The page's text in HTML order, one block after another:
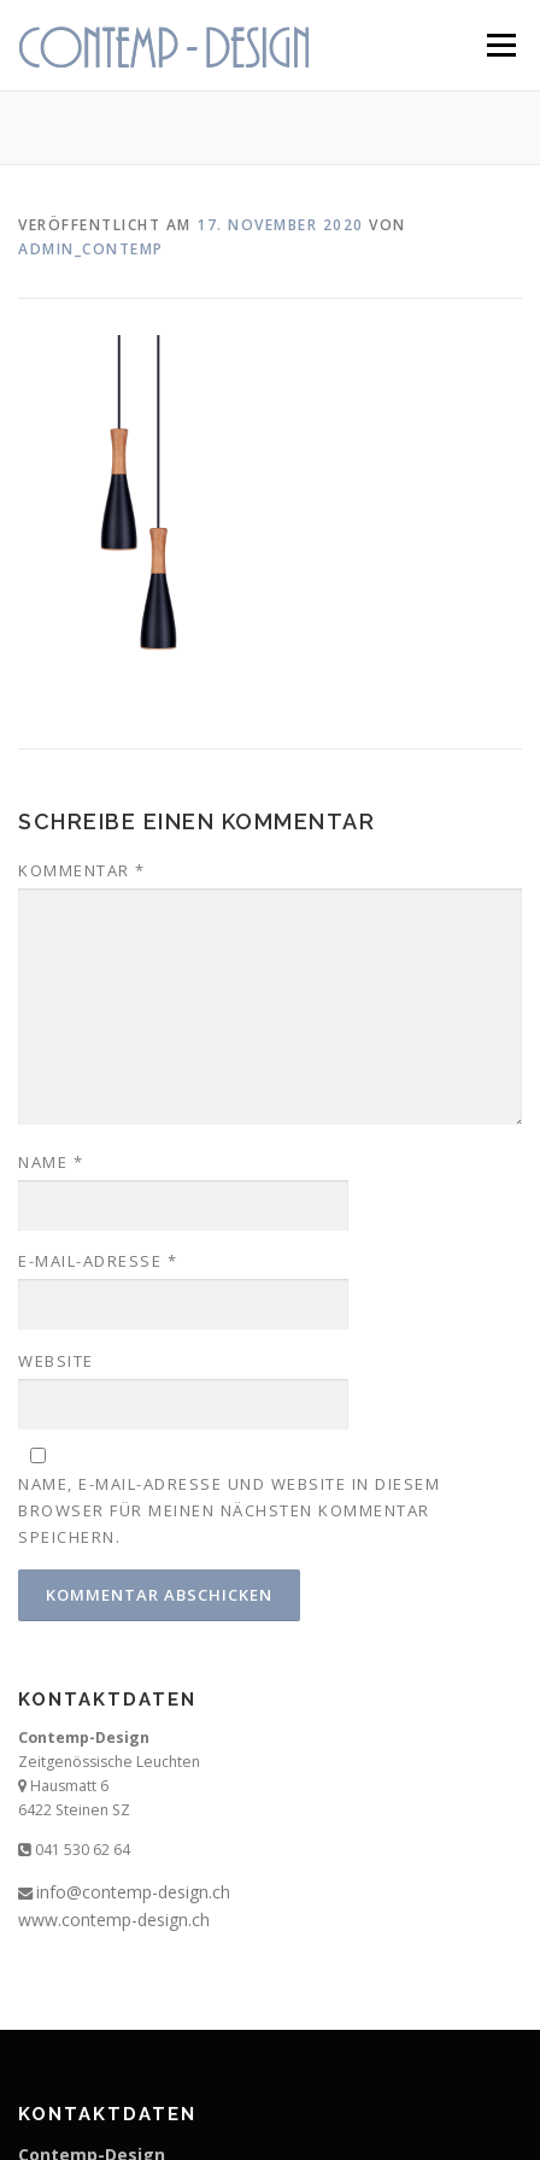
Inhalt
springen
Menü
VERÖFFENTLICHT AM 17. NOVEMBER 2020 VON
ADMIN_CONTEMP
SCHREIBE EINEN KOMMENTAR
KOMMENTAR *
NAME *
E-MAIL-ADRESSE *
WEBSITE
NAME, E-MAIL-ADRESSE UND WEBSITE IN DIESEM
BROWSER FÜR MEINEN NÄCHSTEN KOMMENTAR
SPEICHERN.
KONTAKTDATEN
Contemp-Design
Zeitgenössische Leuchten
Hausmatt 6
6422 Steinen SZ
041 530 62 64
info@contemp-design.ch
www.contemp-design.ch
KONTAKTDATEN
Contemp-Design